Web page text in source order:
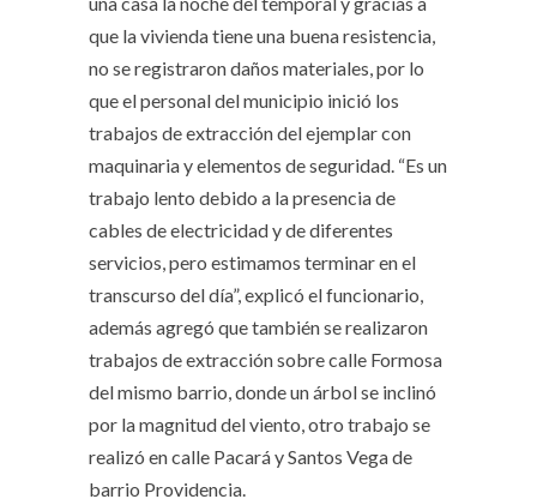
que la vivienda tiene una buena resistencia,
no se registraron daños materiales, por lo
que el personal del municipio inició los
trabajos de extracción del ejemplar con
maquinaria y elementos de seguridad. “Es un
trabajo lento debido a la presencia de
cables de electricidad y de diferentes
servicios, pero estimamos terminar en el
transcurso del día”, explicó el funcionario,
además agregó que también se realizaron
trabajos de extracción sobre calle Formosa
del mismo barrio, donde un árbol se inclinó
por la magnitud del viento, otro trabajo se
realizó en calle Pacará y Santos Vega de
barrio Providencia.